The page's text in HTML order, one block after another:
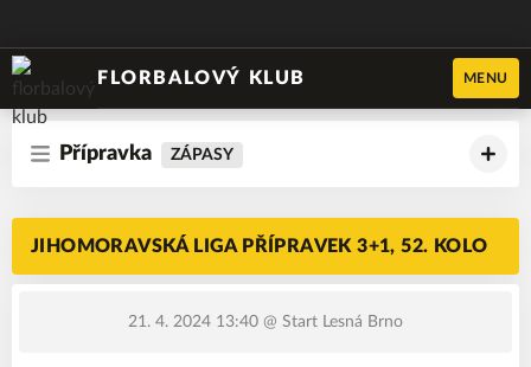
FLORBALOVÝ KLUB MENU
Přípravka ZÁPASY
JIHOMORAVSKÁ LIGA PŘÍPRAVEK 3+1, 52. KOLO
21. 4. 2024 13:40 @ Start Lesná Brno